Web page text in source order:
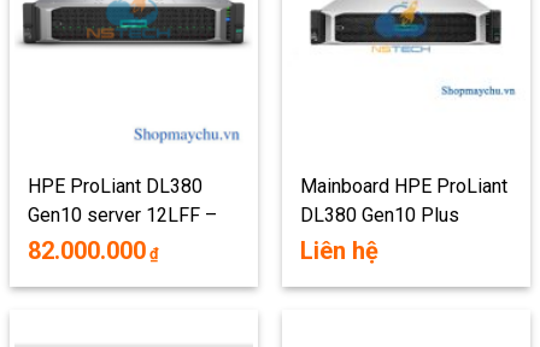
HPE ProLiant DL380
Gen10 server 12LFF –
12 x 3.5″
82.000.000 ₫
Mainboard HPE ProLiant
DL380 Gen10 Plus
12LFF
Liên hệ